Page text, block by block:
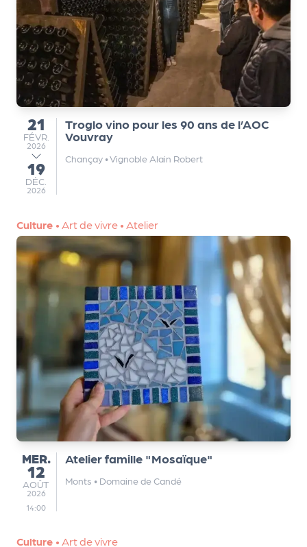
du
21
FÉVRIER
FÉVR.
2026
au
19
DÉCEMBRE
DÉC.
2026
Troglo vino pour les 90 ans de l’AOC
Vouvray
Chançay •Vignoble Alain Robert
Culture • Art de vivre • Atelier
MERCREDI
MER.
12
AOÛT
AOÛT
2026
14:00
Atelier famille "Mosaïque"
Monts • Domaine de Candé
Culture • Art de vivre